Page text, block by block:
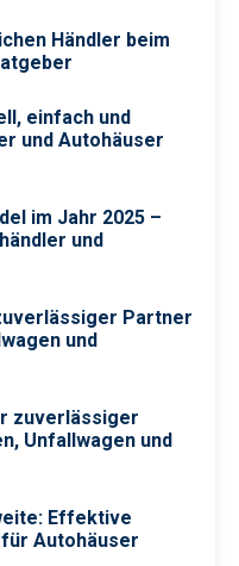
Händler beim
einfach und
und Autohäuser
im Jahr 2025 –
und
Partner
und
zuverlässiger
Unfallwagen und
Effektive
Autohäuser